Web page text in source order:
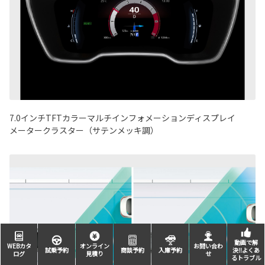
7.0インチTFTカラーマルチインフォメーションディスプレイ
メータークラスター（サテンメッキ調）
WEBカタ
ログ
試乗予約
オンライン
見積り
商談予約 入庫予約
お問い合わ
せ
動画で解
決‼よくあ
るトラブル